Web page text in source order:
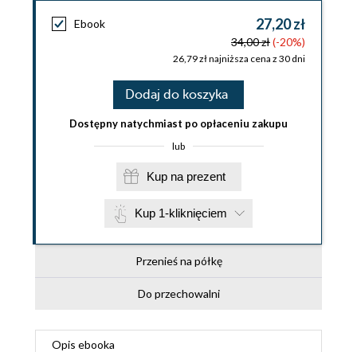
Ebook 27,20 zł
34,00 zł(-20%)
26,79 zł najniższa cena z 30 dni
Dodaj do koszyka
Dostępny natychmiast po opłaceniu zakupu
lub
Kup na prezent
Kup 1-kliknięciem
Przenieś na półkę
Do przechowalni
Opis ebooka